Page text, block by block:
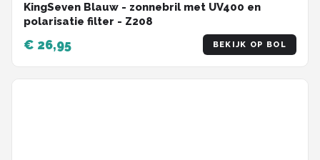
KingSeven Blauw - zonnebril met UV400 en
polarisatie filter - Z208
€ 26,95 BEKIJK OP BOL